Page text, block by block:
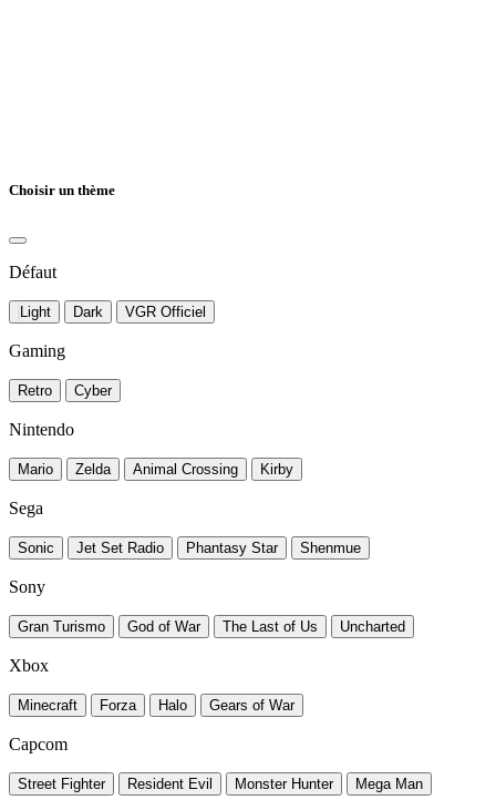
Choisir un thème
Défaut
Light Dark VGR Officiel
Gaming
Retro Cyber
Nintendo
Mario Zelda Animal Crossing Kirby
Sega
Sonic Jet Set Radio Phantasy Star Shenmue
Sony
Gran Turismo God of War The Last of Us Uncharted
Xbox
Minecraft Forza Halo Gears of War
Capcom
Street Fighter Resident Evil Monster Hunter Mega Man